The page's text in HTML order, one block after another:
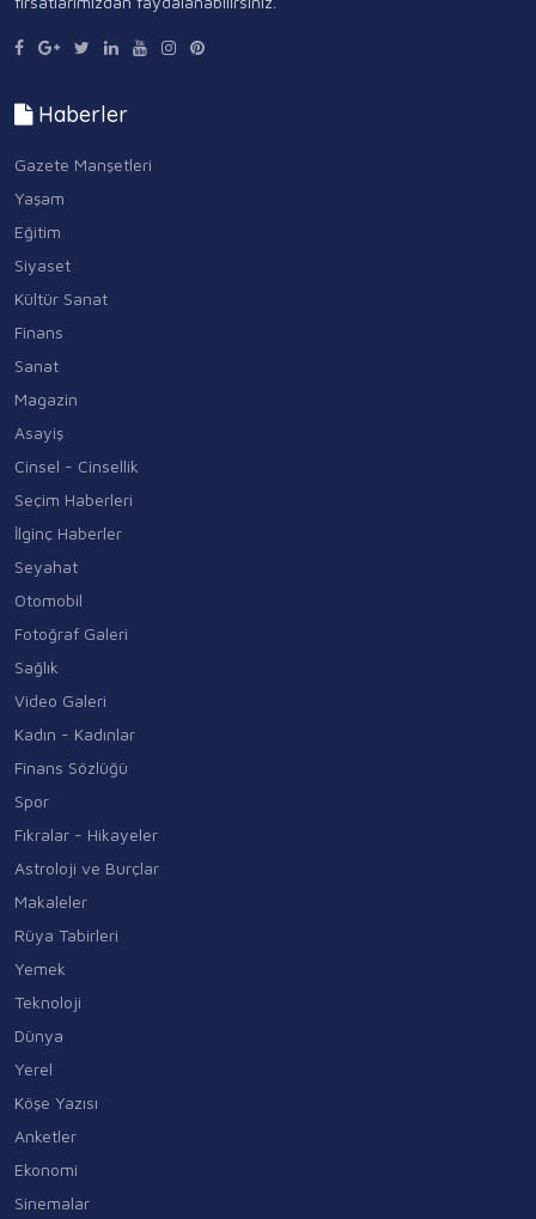
Haberler
Gazete Manşetleri
Yaşam
Eğitim
Siyaset
Kültür Sanat
Finans
Sanat
Magazin
Asayiş
Cinsel - Cinsellik
Seçim Haberleri
İlginç Haberler
Seyahat
Otomobil
Fotoğraf Galeri
Sağlık
Video Galeri
Kadın - Kadınlar
Finans Sözlüğü
Spor
Fıkralar - Hikayeler
Astroloji ve Burçlar
Makaleler
Rüya Tabirleri
Yemek
Teknoloji
Dünya
Yerel
Köşe Yazısı
Anketler
Ekonomi
Sinemalar